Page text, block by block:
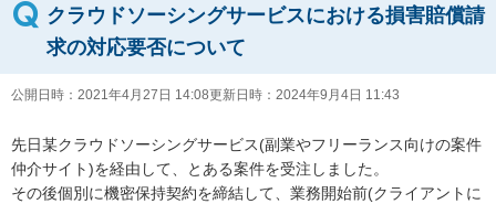
クラウドソーシングサービスにおける損害賠償請
求の対応要否について
公開日時： 2021年4月27日 14:08更新日時： 2024年9月4日 11:43
先日某クラウドソーシングサービス(副業やフリーランス向けの案件
仲介サイト)を経由して、とある案件を受注しました。
その後個別に機密保持契約を締結して、業務開始前(クライアントに